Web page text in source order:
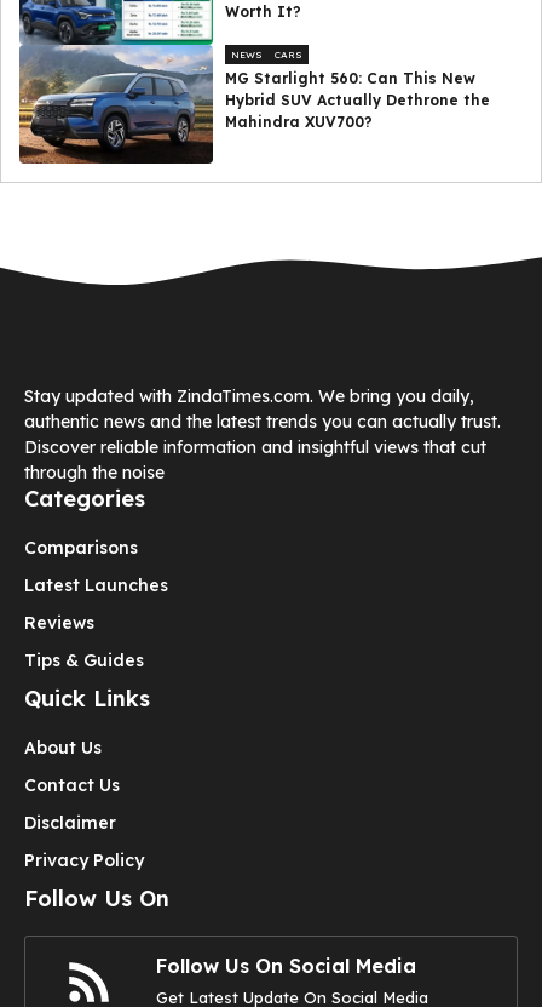
Worth It?
NEWS CARS
MG Starlight 560: Can This New
Hybrid SUV Actually Dethrone the
Mahindra XUV700?
Stay updated with ZindaTimes.com. We bring you daily,
authentic news and the latest trends you can actually trust.
Discover reliable information and insightful views that cut
through the noise
Categories
Comparisons
Latest Launches
Reviews
Tips & Guides
Quick Links
About Us
Contact Us
Disclaimer
Privacy Policy
Follow Us On
Follow Us On Social Media
Get Latest Update On Social Media